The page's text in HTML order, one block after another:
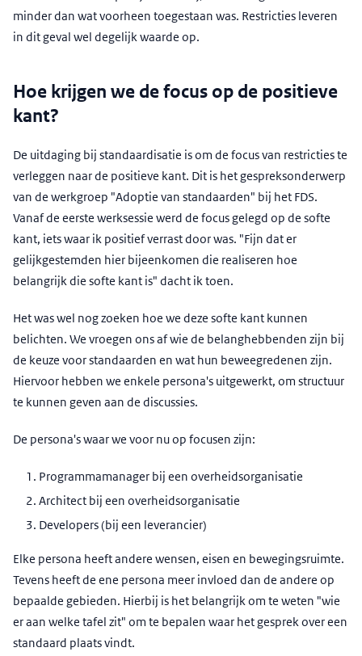
minder dan wat voorheen toegestaan was. Restricties leveren
in dit geval wel degelijk waarde op.
Hoe krijgen we de focus op de positieve
kant?
De uitdaging bij standaardisatie is om de focus van restricties te
verleggen naar de positieve kant. Dit is het gespreksonderwerp
van de werkgroep "Adoptie van standaarden" bij het FDS.
Vanaf de eerste werksessie werd de focus gelegd op de softe
kant, iets waar ik positief verrast door was. "Fijn dat er
gelijkgestemden hier bijeenkomen die realiseren hoe
belangrijk die softe kant is" dacht ik toen.
Het was wel nog zoeken hoe we deze softe kant kunnen
belichten. We vroegen ons af wie de belanghebbenden zijn bij
de keuze voor standaarden en wat hun beweegredenen zijn.
Hiervoor hebben we enkele persona's uitgewerkt, om structuur
te kunnen geven aan de discussies.
De persona's waar we voor nu op focusen zijn:
Programmamanager bij een overheidsorganisatie
Architect bij een overheidsorganisatie
Developers (bij een leverancier)
Elke persona heeft andere wensen, eisen en bewegingsruimte.
Tevens heeft de ene persona meer invloed dan de andere op
bepaalde gebieden. Hierbij is het belangrijk om te weten "wie
er aan welke tafel zit" om te bepalen waar het gesprek over een
standaard plaats vindt.